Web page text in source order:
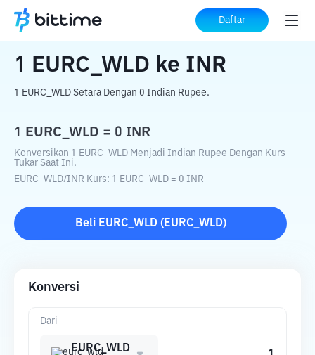
Daftar
Beranda Konverter Kripto EURC_WLD ke INR
1 EURC_WLD ke INR
1 EURC_WLD Setara Dengan 0 Indian Rupee.
1 EURC_WLD = 0 INR
Konversikan 1 EURC_WLD Menjadi Indian Rupee Dengan Kurs
Tukar Saat Ini.
EURC_WLD/INR Kurs: 1 EURC_WLD = 0 INR
Beli EURC_WLD( EURC_WLD)
Konversi
Dari
EURC_WLD